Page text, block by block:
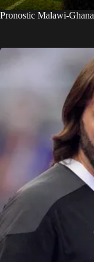
Pronostic Malawi-